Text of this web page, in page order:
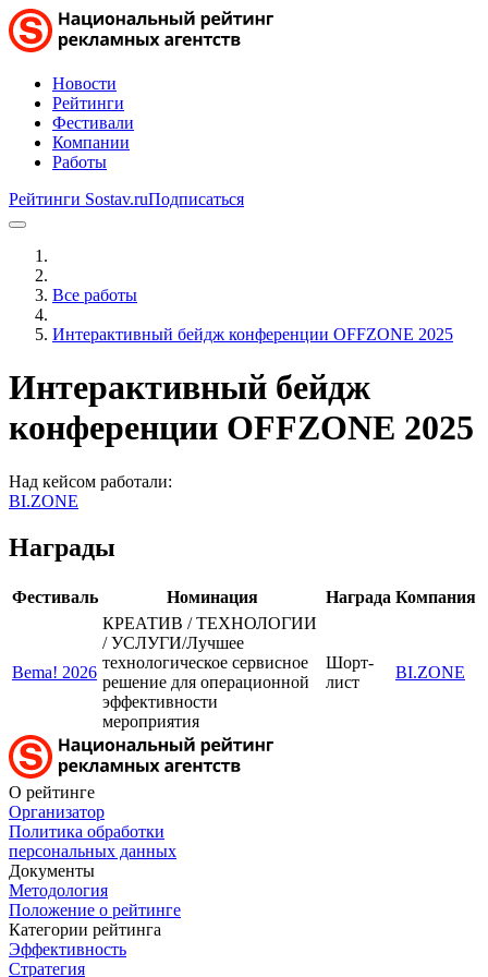
Новости
Рейтинги
Фестивали
Компании
Работы
Рейтинги Sostav.ruПодписаться
Все работы
Интерактивный бейдж конференции OFFZONE 2025
Интерактивный бейдж
конференции OFFZONE 2025
Над кейсом работали:
BI.ZONE
Награды
Фестиваль Номинация Награда Компания
Bema! 2026
КРЕАТИВ / ТЕХНОЛОГИИ
/ УСЛУГИ/Лучшее
технологическое сервисное
решение для операционной
эффективности
мероприятия
Шорт-
лист
BI.ZONE
О рейтинге
Организатор
Политика обработки
персональных данных
Документы
Методология
Положение о рейтинге
Категории рейтинга
Эффективность
Стратегия